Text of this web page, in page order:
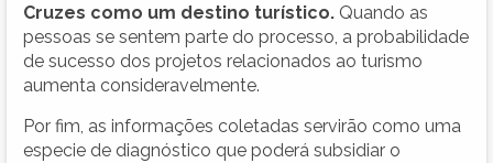
Cruzes como um destino turístico. Quando as
pessoas se sentem parte do processo, a probabilidade
de sucesso dos projetos relacionados ao turismo
aumenta consideravelmente.
Por fim, as informações coletadas servirão como uma
especie de diagnóstico que poderá subsidiar o